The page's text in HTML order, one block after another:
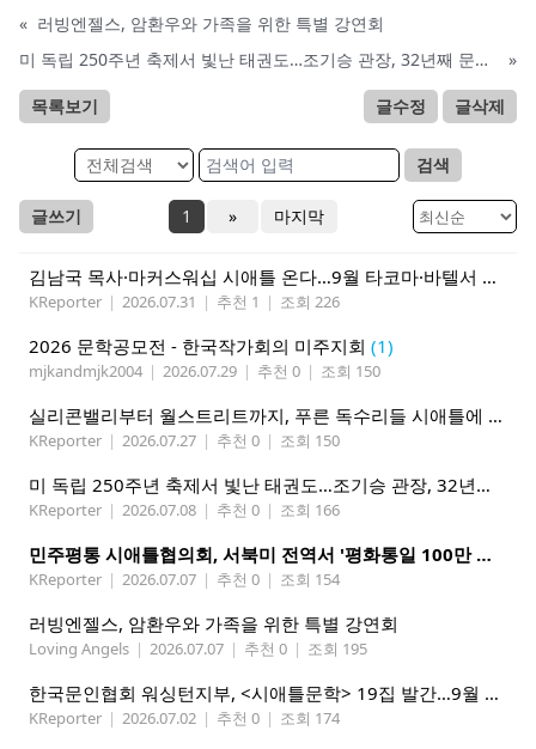
« 러빙엔젤스, 암환우와 가족을 위한 특별 강연회
미 독립 250주년 축제서 빛난 태권도…조기승 관장, 32년째 문화외교
»
목록보기 글수정 글삭제
검색
글쓰기 1 » 마지막
김남국 목사·마커스워십 시애틀 온다…9월 타코마·바텔서 연합집회
KReporter | 2026.07.31 | 추천 1 | 조회 226
2026 문학공모전 - 한국작가회의 미주지회 (1)
mjkandmjk2004 | 2026.07.29 | 추천 0 | 조회 150
실리콘밸리부터 월스트리트까지, 푸른 독수리들 시애틀에 모인다
KReporter | 2026.07.27 | 추천 0 | 조회 150
미 독립 250주년 축제서 빛난 태권도…조기승 관장, 32년째 문화외교
KReporter | 2026.07.08 | 추천 0 | 조회 166
민주평통 시애틀협의회, 서북미 전역서 '평화통일 100만 국민인터뷰' 캠페인 전개
KReporter | 2026.07.07 | 추천 0 | 조회 154
러빙엔젤스, 암환우와 가족을 위한 특별 강연회
Loving Angels | 2026.07.07 | 추천 0 | 조회 195
한국문인협회 워싱턴지부, <시애틀문학> 19집 발간…9월 26일 출판기념회
KReporter | 2026.07.02 | 추천 0 | 조회 174